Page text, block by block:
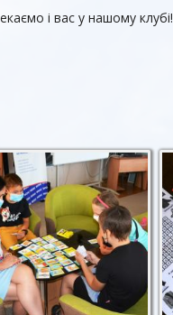
і вас у нашому клубі!